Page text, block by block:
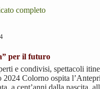
completo
per il futuro
e condivisi, spettacoli
2024 Colorno ospita
a cent’anni dalla nascita,